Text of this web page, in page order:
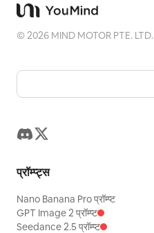
©2026 MIND MOTOR PTE. LTD.
प्रॉम्प्ट्स
Nano Banana Pro प्रॉम्प्ट
GPT Image 2 प्रॉम्प्ट
Seedance 2.5 प्रॉम्प्ट